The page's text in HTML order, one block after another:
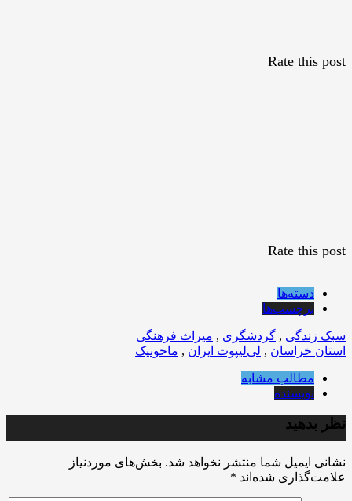
Rate this post
Rate this post
دسته‌ها
برچسب‌ها
سبک زندگی , گردشگری , میراث فرهنگی
استان خراسان , لی‌لی‎پوت ایران , ماخونیک
مطالب مشابه
نویسنده
نظر بدهید
نشانی ایمیل شما منتشر نخواهد شد. بخش‌های موردنیاز
علامت‌گذاری شده‌اند *